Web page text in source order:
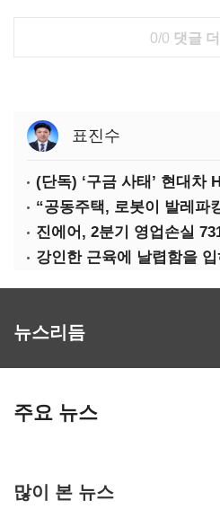
0/0 댓글 더
표진수
진에어, 2분기 영업손실
강인한 근육에 날렵함을
뉴스리듬
주요 뉴스
많이 본 뉴스